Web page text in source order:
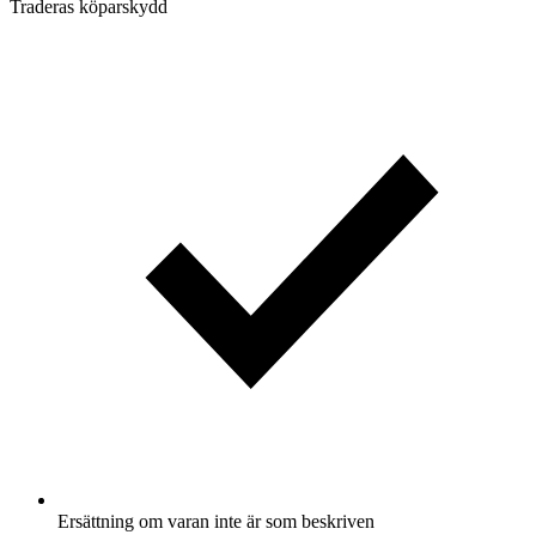
Traderas köparskydd
Ersättning om varan inte är som beskriven